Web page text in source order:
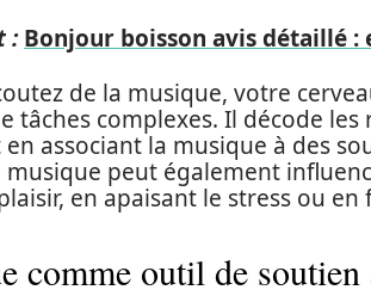
: Bonjour boisson avis détaillé
de la musique, votre
tâches complexes. Il décode les
associant la musique à des
peut également
en apaisant le stress ou
comme outil de soutien